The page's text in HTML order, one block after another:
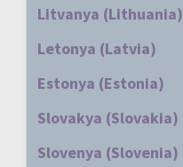
Litvanya (Lithuania)
Letonya (Latvia)
Estonya (Estonia)
Slovakya (Slovakia)
Slovenya (Slovenia)